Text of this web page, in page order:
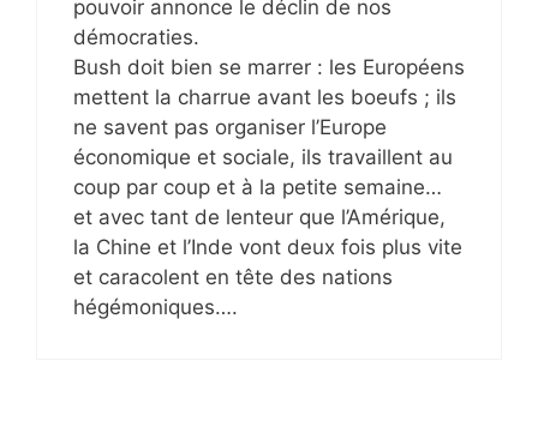
pouvoir annonce le déclin de nos
démocraties.
Bush doit bien se marrer : les Européens
mettent la charrue avant les boeufs ; ils
ne savent pas organiser l’Europe
économique et sociale, ils travaillent au
coup par coup et à la petite semaine…
et avec tant de lenteur que l’Amérique,
la Chine et l’Inde vont deux fois plus vite
et caracolent en tête des nations
hégémoniques….